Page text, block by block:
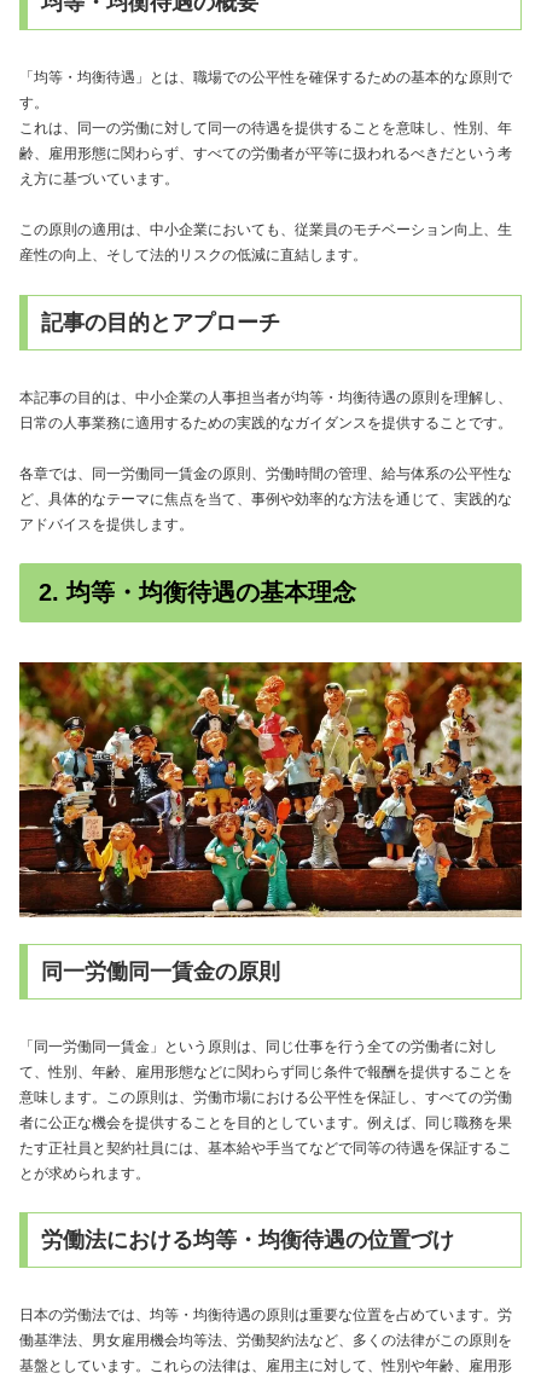
「均等・均衡待遇」とは、職場での公平性を確保するための基本的な原則で
す。
これは、同一の労働に対して同一の待遇を提供することを意味し、性別、年
齢、雇用形態に関わらず、すべての労働者が平等に扱われるべきだという考
え方に基づいています。
この原則の適用は、中小企業においても、従業員のモチベーション向上、生
産性の向上、そして法的リスクの低減に直結します。
記事の目的とアプローチ
本記事の目的は、中小企業の人事担当者が均等・均衡待遇の原則を理解し、
日常の人事業務に適用するための実践的なガイダンスを提供することです。
各章では、同一労働同一賃金の原則、労働時間の管理、給与体系の公平性な
ど、具体的なテーマに焦点を当て、事例や効率的な方法を通じて、実践的な
アドバイスを提供します。
2. 均等・均衡待遇の基本理念
同一労働同一賃金の原則
「同一労働同一賃金」という原則は、同じ仕事を行う全ての労働者に対し
て、性別、年齢、雇用形態などに関わらず同じ条件で報酬を提供することを
意味します。この原則は、労働市場における公平性を保証し、すべての労働
者に公正な機会を提供することを目的としています。例えば、同じ職務を果
たす正社員と契約社員には、基本給や手当てなどで同等の待遇を保証するこ
とが求められます。
労働法における均等・均衡待遇の位置づけ
日本の労働法では、均等・均衡待遇の原則は重要な位置を占めています。労
働基準法、男女雇用機会均等法、労働契約法など、多くの法律がこの原則を
基盤としています。これらの法律は、雇用主に対して、性別や年齢、雇用形